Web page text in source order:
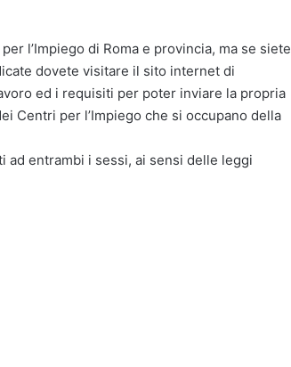
l’Impiego di Roma e provincia, ma se siete
dovete visitare il sito internet di
ed i requisiti per poter inviare la propria
Centri per l’Impiego che si occupano della
entrambi i sessi, ai sensi delle leggi